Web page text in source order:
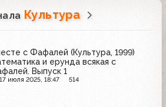
Культура
с Фафалей (Культура, 1999)
и ерунда всякая с
Выпуск 1
17 июля 2025, 18:47 514